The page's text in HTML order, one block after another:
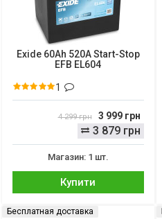
Exide 60Ah 520A Start-Stop
EFB EL604
1
4 299 грн 3 999 грн
3 879 грн
Магазин: 1 шт.
Купити
Бесплатная доставка